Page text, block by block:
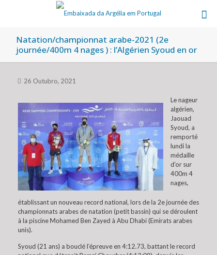
Natation/championnat arabe-2021 (2e
journée/400m 4 nages ) : l’Algérien Syoud en or
26 Outubro, 2021
Le nageur
algérien,
Jaouad
Syoud, a
remporté
lundi la
médaille
d’or sur
400m 4
nages,
établissant un nouveau record national, lors de la 2e journée des
championnats arabes de natation (petit bassin) qui se déroulent
à la piscine Mohamed Ben Zayed à Abu Dhabi (Emirats arabes
unis).
Syoud (21 ans) a bouclé l’épreuve en 4:12.73, battant le record